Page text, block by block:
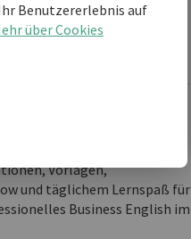
Benutzererlebnis auf
über Cookies
Kunde und möchten
Vorlagen,
und täglichem Lernspaß für
Business English im